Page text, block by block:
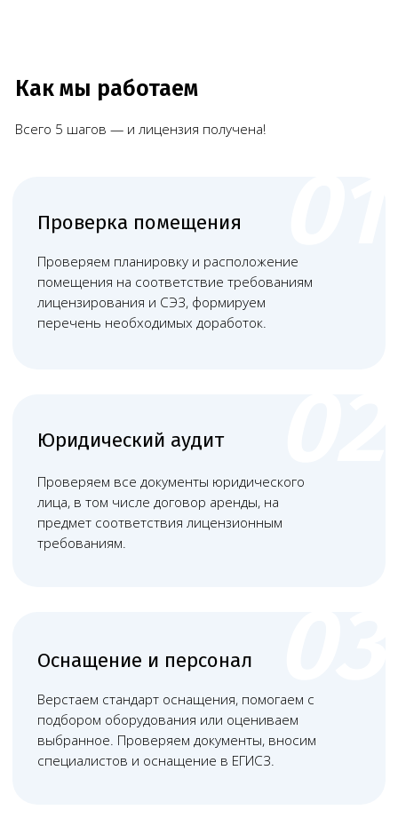
Наши работы
Наша команда
Команда юристов с узкой специализацией и многолетней
практикой в области медицинского права